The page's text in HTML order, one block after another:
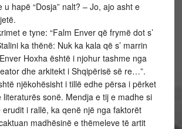
u hapë “Dosja” nalt? – Jo, ajo asht e
e tyne: “Falm Enver që frymë dot s’
ka thënë: Nuk ka kala që s’ marrin
Hoxha është i njohur tashme nga
dhe arkitekt i Shqipërisë së re…”.
njëkohësisht i tillë edhe përsa i përket
literaturës sonë. Mendja e tij e madhe si
i rallë, ka qenë një nga faktorët
madhësinë e thëmeleve të artit